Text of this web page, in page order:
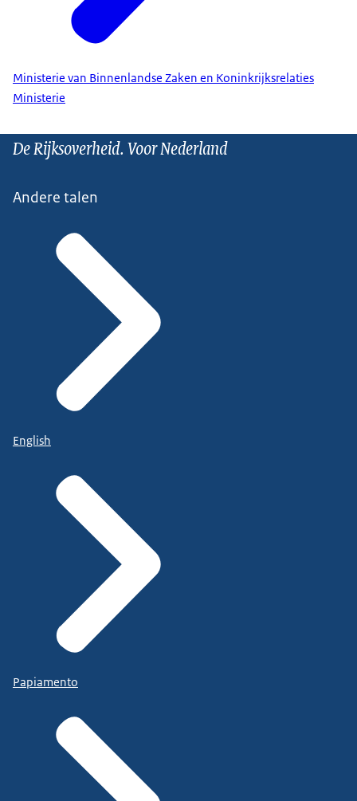
Ministerie van Binnenlandse Zaken en Koninkrijksrelaties
Ministerie
De Rijksoverheid. Voor Nederland
Andere talen
English
Papiamento